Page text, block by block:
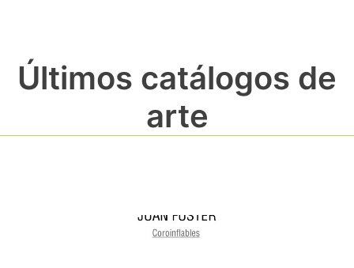
Últimos catálogos de
arte